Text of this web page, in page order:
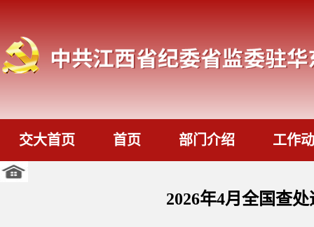
交大首页 首页 部门介绍 工作
2026年4月全国查